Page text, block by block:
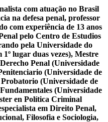
com atuação no Brasil
na defesa penal, professor
com experiência de 13 anos
pelo Centro de Estudios
pela Universidade do
lugar duas vezes), Mestre
Penal (Universidade
(Universidade de
(Universidade de
(Universidade
en Política Criminal
em Direito Penal,
Filosofia e Sociologia,